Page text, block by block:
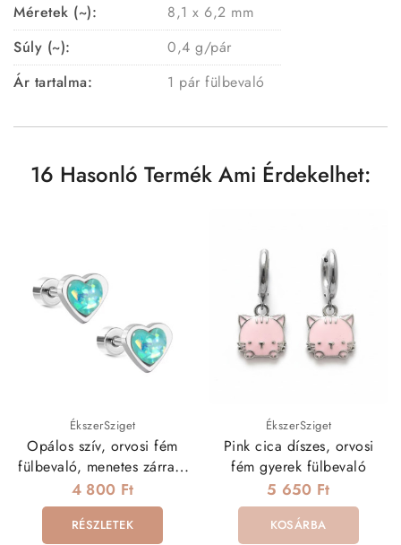
Méretek (~):
8,1 x 6,2 mm
Súly (~):
0,4 g/pár
Ár tartalma:
1 pár fülbevaló
16 Hasonló Termék Ami Érdekelhet:
ÉkszerSziget
Opálos szív, orvosi fém
fülbevaló, menetes zárral -
türkiz
4 800 Ft
RÉSZLETEK
ÉkszerSziget
Pink cica díszes, orvosi
fém gyerek fülbevaló
5 650 Ft
KOSÁRBA